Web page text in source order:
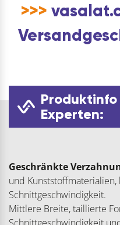
>>>
Experten:
Geschränkte
und
Schnittgeschwindigkeit.
Mittlere Breite, taillierte